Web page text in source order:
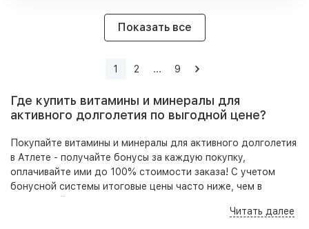
Показать все
1 2 ... 9
Где купить витамины и минералы для
активного долголетия по выгодной цене?
Покупайте витамины и минералы для активного долголетия
в Атлете - получайте бонусы за каждую покупку,
оплачивайте ими до 100% стоимости заказа! С учетом
бонусной системы итоговые цены часто ниже, чем в
отличие от маркетплейсов в нашем ассортиментеЧитать далее